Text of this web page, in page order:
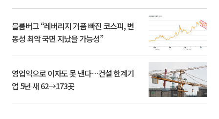
블룸버그 “레버리지 거품 빠진 코스피, 변
동성 최악 국면 지났을 가능성”
영업익으로 이자도 못 낸다…건설 한계기
업 5년 새 62→173곳